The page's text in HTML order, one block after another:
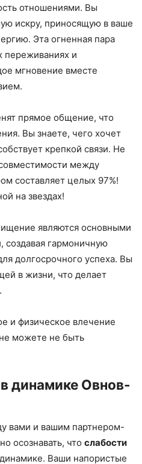
отношениями. Вы
искру, приносящую в ваше
Эта огненная пара
переживаниях и
мгновение вместе
прямое общение, что
Вы знаете, чего хочет
крепкой связи. Не
между
составляет целых 97%!
на звездах!
являются основными
гармоничную
долгосрочного успеха. Вы
в жизни, что делает
и физическое влечение
можете не быть
динамике Овнов-
вами и вашим партнером-
осознавать, что слабости
Ваши напористые